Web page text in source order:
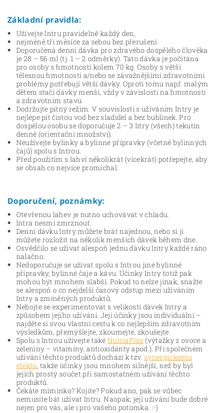
Základní pravidla:
Užívejte Intru pravidelně každý den,
nejméně tři měsíce za sebou bez přerušení.
Doporučená denní dávka pro zdravého dospělého člověka
je 28 – 56 ml (tj. 1 – 2 odměrky). Tato dávka je počítána
pro osoby s hmotností kolem 70 kg. Osoby s větší
tělesnou hmotností a/nebo se závažnějšími zdravotními
problémy potřebují větší dávky. Oproti tomu např. malým
dětem stačí dávky menší, vždy v závislosti na hmotnosti
a zdravotním stavu.
Dodržujte pitný režim. V souvislosti s užíváním Intry je
nejlépe pít čistou vod bez sladidel a bez bublinek. Pro
dospělou osobu se doporučuje 2 – 3 litry (všech) tekutin
denně (orientační množství).
Neužívejte bylinky a bylinné přípravky (včetně bylinných
čajů) spolu s Introu.
Před použitím s lahví několikrát (vícekrát) potřepejte, aby
se obsah co nejvíce promíchal.
Doporučení, poznámky:
Otevřenou lahev je nutno uchovávat v chladu.
Intra nesmí zmrznout.
Denní dávku Intry můžete brát najednou, nebo si ji
můžete rozložit na několik menších dávek během dne.
Osvědčilo se užívat alespoň jednu dávku Intry každé ráno
nalačno.
Nedoporučuje se užívat spolu s Introu jiné bylinné
přípravky, bylinné čaje a kávu. Účinky Intry totiž pak
mohou být mnohem slabší. Pokud to nelze jinak, snažte
se alespoň o co nejdelší časový odstup mezi užíváním
Intry a zmíněných produktů.
Nebojte se experimentovat s velikostí dávek Intry a
způsobem jejího užívání. Její účinky jsou individuální –
najděte si svou vlastní cestu k co nejlepším zdravotním
výsledkům, přemýšlejte, zkoumejte, zkoušejte.
Spolu s Introu užívejte také NutriaPlus (výtažky z ovoce a
zeleniny – vitamíny, antioxidanty apod.). Při společném
užívání těchto produktů dochází k tzv.synergickému
efektu, takže účinky jsou mnohem silnější, než by byl
jejich prostý součet při samostatném užívání těchto
produktů.
Čekáte miminko? Kojíte? Pokud ano, pak se vůbec
nemusíte bát užívat Intru. Naopak; její užívání bude dobré
nejen pro vás, ale i pro vašeho potomka. :-)